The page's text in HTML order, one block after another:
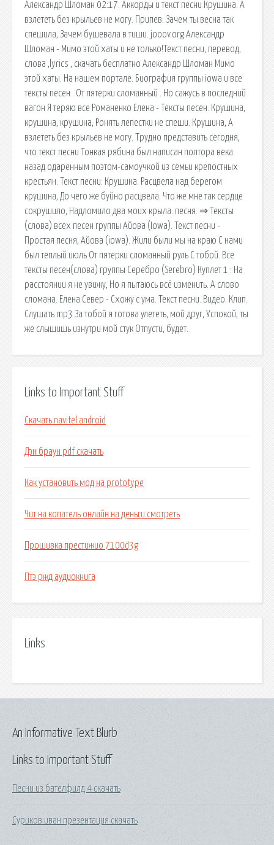
Александр Шломан 02:17. Аккорды и текст песни Крушина. А
взлететь без крыльев не могу. Припев: Зачем ты весна так
спешила, Зачем бушевала в тиши. jooov.org Александр
Шломан - Мимо этой хаты и не только!Текст песни, перевод,
слова ,lyrics , скачать бесплатно Александр Шломан Мимо
этой хаты. На нашем портале. Биография группы iowa и все
тексты песен . От пятерки сломанный . Но сажусь в последний
вагон Я теряю все Романенко Елена - Тексты песен. Крушина,
крушина, крушина, Ронять лепестки не спеши. Крушина, А
взлететь без крыльев не могу. Трудно представить сегодня,
что текст песни Тонкая рябина был написан полтора века
назад одаренным поэтом-самоучкой из семьи крепостных
крестьян. Текст песни: Крушина. Расцвела над берегом
крушина, До чего же буйно расцвела. Что же мне так сердце
сокрушило, Надломило два моих крыла. песня. ⇒ Тексты
(слова) всех песен группы Айова (Iowa). Текст песни -
Простая песня, Айова (iowa). Жили были мы на краю С нами
был теплый июль От пятерки сломанный руль С тобой. Все
тексты песен(слова) группы Серебро (Serebro) Куплет 1 : На
расстоянии я не увижу, Но я пытаюсь всё изменить. А слово
сломана. Елена Север - Схожу с ума. Текст песни. Видео. Клип.
Слушать mp3 За тобой я готова улететь, мой друг, Успокой, ты
же слышишь изнутри мой стук Отпусти, будет.
Links to Important Stuff
Скачать navitel android
Дэн браун pdf скачать
Как установить мод на prototype
Чит на копатель онлайн на деньги смотреть
Прошивка престижио 7100d3g
Птэ ржд аудиокнига
Links
Links to Important Stuff
Песни из бателфилд 4 скачать
Суриков иван презентация скачать
An Informative Text Blurb